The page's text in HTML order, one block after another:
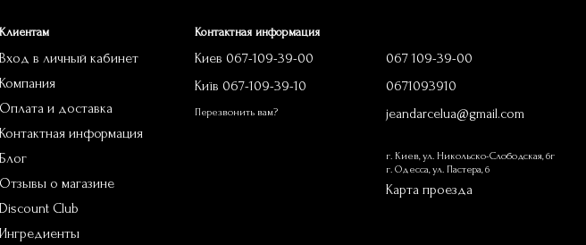
Клиентам
Вход в личный кабинет
Компания
Оплата и доставка
Контактная информация
Блог
Отзывы о магазине
Discount Club
Ингредиенты
Контактная информация
Киев 067-109-39-00
Київ 067-109-39-10
Перезвонить вам?
067 109-39-00
0671093910
jeandarcelua@gmail.com
г. Киев, ул. Никольско-Слободская, 6г
г. Одесса, ул. Пастера, 6
Карта проезда